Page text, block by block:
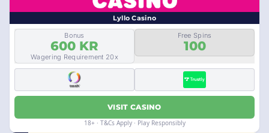
Lyllo Casino
Bonus
600 KR
Wagering Requirement 20x
Free Spins
100
VISIT CASINO
18+ · T&Cs Apply · Play Responsibly